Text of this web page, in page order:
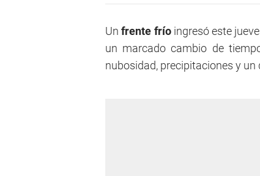
Un frente frío ingresó este
un marcado cambio de
nubosidad, precipitaciones y